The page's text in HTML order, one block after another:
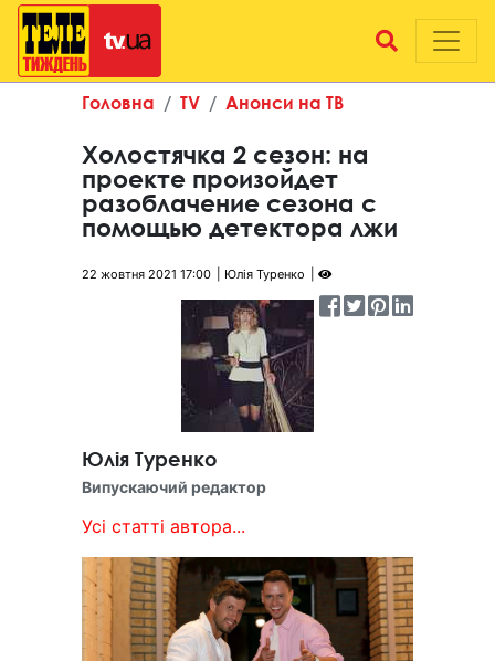
Головна TV Анонси на ТВ
Холостячка 2 сезон: на
проекте произойдет
разоблачение сезона с
помощью детектора лжи
22 жовтня 2021 17:00 Юлія Туренко
Юлія Туренко
Випускаючий редактор
Усі статті автора...